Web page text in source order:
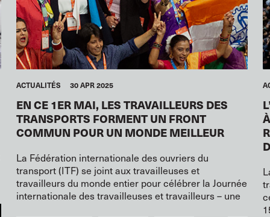
ACTUALITÉS 30 APR 2025
EN CE 1ER MAI, LES TRAVAILLEURS DES
TRANSPORTS FORMENT UN FRONT
COMMUN POUR UN MONDE MEILLEUR
La Fédération internationale des ouvriers du
transport (ITF) se joint aux travailleuses et
travailleurs du monde entier pour célébrer la Journée
internationale des travailleuses et travailleurs – une